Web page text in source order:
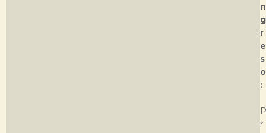
n
g
r
e
s
o
:
P
r